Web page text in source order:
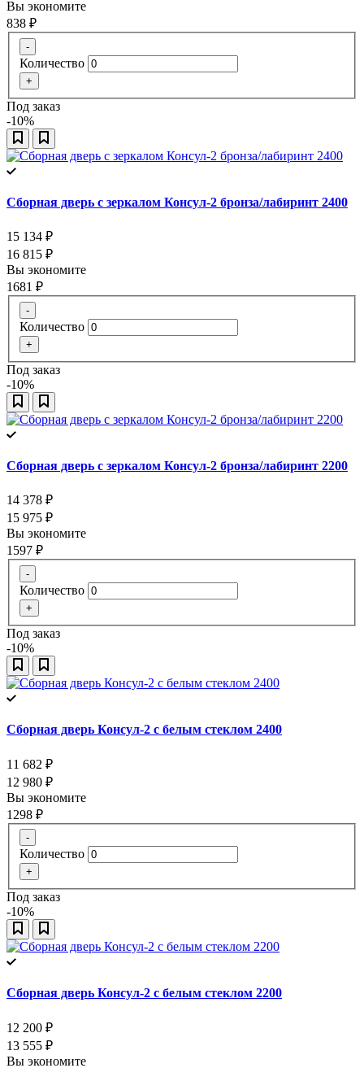
Вы экономите
838 ₽
-
Количество
+
Под заказ
-10%
Сборная дверь с зеркалом Консул-2 бронза/лабиринт 2400
15 134 ₽
16 815 ₽
Вы экономите
1681 ₽
-
Количество
+
Под заказ
-10%
Сборная дверь с зеркалом Консул-2 бронза/лабиринт 2200
14 378 ₽
15 975 ₽
Вы экономите
1597 ₽
-
Количество
+
Под заказ
-10%
Сборная дверь Консул-2 с белым стеклом 2400
11 682 ₽
12 980 ₽
Вы экономите
1298 ₽
-
Количество
+
Под заказ
-10%
Сборная дверь Консул-2 с белым стеклом 2200
12 200 ₽
13 555 ₽
Вы экономите